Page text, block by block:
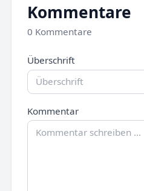
Kommentare
0 Kommentare
Überschrift
Kommentar